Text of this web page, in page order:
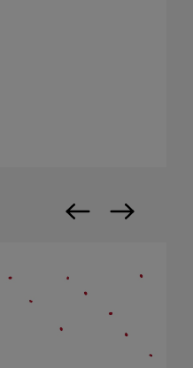
Poprzedni slajd
Następny